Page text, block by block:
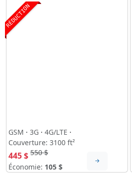
RÉDUCTION
GSM · 3G · 4G/LTE ·
Couverture: 3100 ft²
445 $ 550 $
Économie: 105 $